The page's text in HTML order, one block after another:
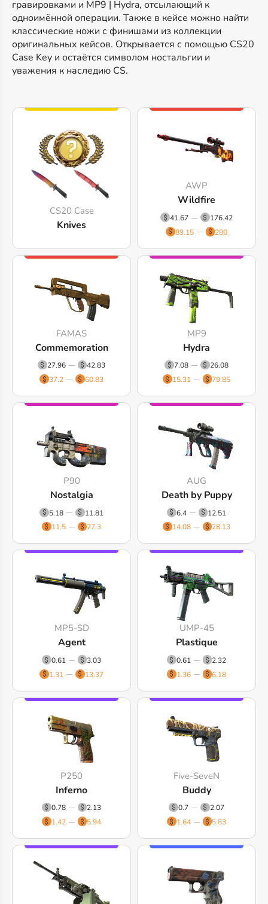
гравировками и MP9 | Hydra, отсылающий к
одноимённой операции. Также в кейсе можно найти
классические ножи с финишами из коллекции
оригинальных кейсов. Открывается с помощью CS20
Case Key и остаётся символом ностальгии и
уважения к наследию CS.
CS20 Case
Knives
AWP
Wildfire
41.67
176.42
89.15
280
FAMAS
Commemoration
27.96
42.83
37.2
60.83
MP9
Hydra
7.08
26.08
15.31
79.85
P90
Nostalgia
5.18
11.81
11.5
27.3
AUG
Death by Puppy
6.4
12.51
14.08
28.13
MP5-SD
Agent
0.61
3.03
1.31
13.37
UMP-45
Plastique
0.61
2.32
1.36
6.18
P250
Inferno
0.78
2.13
1.42
5.94
Five-SeveN
Buddy
0.7
2.07
1.64
5.83